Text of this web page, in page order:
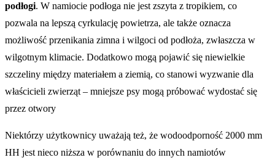
podłogi. W namiocie podłoga nie jest zszyta z tropikiem, co
pozwala na lepszą cyrkulację powietrza, ale także oznacza
możliwość przenikania zimna i wilgoci od podłoża, zwłaszcza w
wilgotnym klimacie. Dodatkowo mogą pojawić się niewielkie
szczeliny między materiałem a ziemią, co stanowi wyzwanie dla
właścicieli zwierząt – mniejsze psy mogą próbować wydostać się
przez otwory​
Niektórzy użytkownicy uważają też, że wodoodporność 2000 mm
HH jest nieco niższa w porównaniu do innych namiotów